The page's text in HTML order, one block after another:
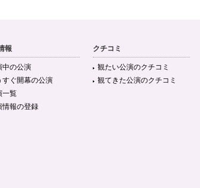
報
中の公演
すぐ開幕の公演
一覧
情報の登録
クチコミ
観たい公演のクチコミ
観てきた公演のクチコミ